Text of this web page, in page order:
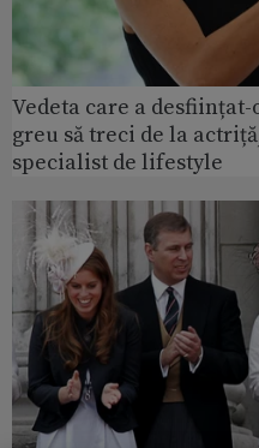
Vedeta care a
greu să treci de la
specialist de lifestyle